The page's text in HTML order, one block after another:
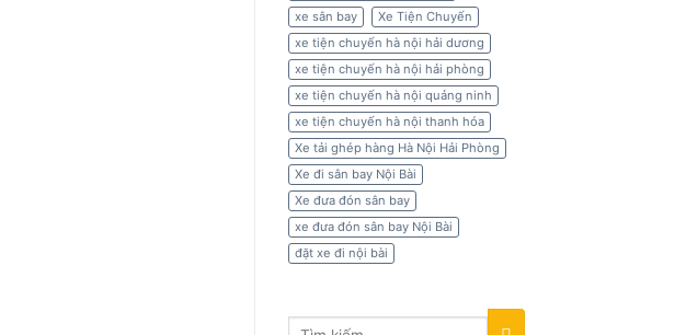
xe sân bay
Xe Tiện Chuyến
xe tiện chuyến hà nội hải dương
xe tiện chuyến hà nội hải phòng
xe tiện chuyến hà nội quảng ninh
xe tiện chuyến hà nội thanh hóa
Xe tải ghép hàng Hà Nội Hải Phòng
Xe đi sân bay Nội Bài
Xe đưa đón sân bay
xe đưa đón sân bay Nội Bài
đặt xe đi nội bài